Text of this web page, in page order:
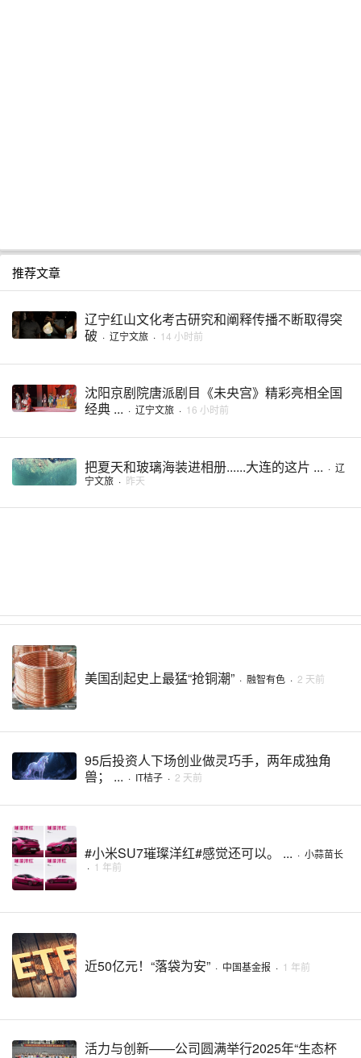
推荐文章
辽宁红山文化考古研究和阐释传播不断取得突
破 · 辽宁文旅 · 14 小时前
沈阳京剧院唐派剧目《未央宫》精彩亮相全国
经典 ... · 辽宁文旅 · 16 小时前
把夏天和玻璃海装进相册......大连的这片 ... · 辽
宁文旅 · 昨天
美国刮起史上最猛“抢铜潮” · 融智有色 · 2 天前
95后投资人下场创业做灵巧手，两年成独角
兽； ... · IT桔子 · 2 天前
#小米SU7璀璨洋红#感觉还可以。 ... · 小蒜苗长
· 1 年前
近50亿元！“落袋为安” · 中国基金报 · 1 年前
活力与创新——公司圆满举行2025年“生态杯